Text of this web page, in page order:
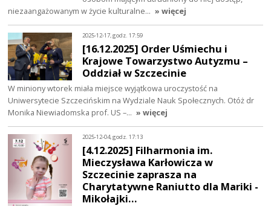
niezaangażowanym w życie kulturalne… » więcej
2025-12-17, godz. 17:59
[16.12.2025] Order Uśmiechu i
Krajowe Towarzystwo Autyzmu –
Oddział w Szczecinie
W miniony wtorek miała miejsce wyjątkowa uroczystość na
Uniwersytecie Szczecińskim na Wydziale Nauk Społecznych. Otóż dr
Monika Niewiadomska prof. US –… » więcej
2025-12-04, godz. 17:13
[4.12.2025] Filharmonia im.
Mieczysława Karłowicza w
Szczecinie zaprasza na
Charytatywne Raniutto dla Mariki -
Mikołajki…